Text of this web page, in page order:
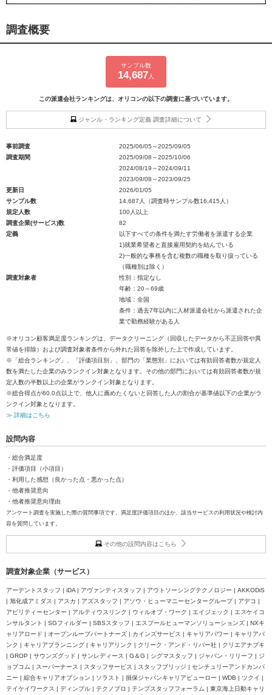
調査概要
サンプル数
14,687 人
この派遣会社ランキングは、オリコンの以下の調査に基づいています。
ジャンル・ランキング定義 調査詳細について
事前調査
2025/06/05～2025/09/05
調査期間
2025/09/08～2025/10/06
2024/08/19～2024/09/11
2023/09/08～2023/09/25
更新日
2026/01/05
サンプル数
14,687人（調査時サンプル数16,415人）
規定人数
100人以上
調査企業(サービス)数
82
定義
以下すべての条件を満たす労働者を派遣する企業
1)就業希望者と直接雇用契約を結んでいる
2)一般的な事務を含む複数の職種を取り扱っている
（職種別は除く）
調査対象者
性別：指定なし
年齢：20～69歳
地域：全国
条件：過去7年以内に人材派遣会社から派遣された企
業で勤務経験がある人
※オリコン顧客満足度ランキングは、データクリーニング（回収したデータから不正回答や異
常値を排除）および調査対象者条件から外れた回答を除外した上で作成しています。
※「総合ランキング」、「評価項目別」、部門の「業態別」においては有効回答者数が規定人
数を満たした企業のみランクイン対象となります。その他の部門においては有効回答者数が規
定人数の半数以上の企業がランクイン対象となります。
※総合得点が60.0点以上で、他人に薦めたくないと回答した人の割合が基準値以下の企業がラ
ンクイン対象となります。
≫ 詳細はこちら
設問内容
・総合満足度
・評価項目（小項目）
・利用した感想（良かった点・悪かった点）
・他者推奨意向
・他者推奨意向理由
アンケート調査を実施した際の質問事項です。満足度評価項目のほか、該当サービスの利用状況や検討内
容を質問しています。
その他の設問内容はこちら
調査対象企業（サービス）
アーデントスタッフ | iDA | アヴァンティスタッフ | アウトソーシングテクノロジー | AKKODiS
| 旭化成アミダス | アスカ | アズスタッフ | アソウ・ヒューマニーセンターグループ | アデコ |
アビリティーセンター | アルティウスリンク | ウィルオブ・ワーク | エイジェック | エスケイコ
ンサルタント | SGフィルダー | SBSスタッフ | エスプールヒューマンソリューションズ | NXキ
ャリアロード | オープンループパートナーズ | カインズサービス | キャリアパワー | キャリアバ
ンク | キャリアプランニング | キャリアリンク | クリーク・アンド・リバー社 | クリエアナブキ
| GROP | サウンズグッド | サンレディース | G＆G | シグマスタッフ | ジャパン・リリーフ | ジ
ョブコム | スーパーナース | スタッフサービス | スタッフブリッジ | センチュリーアンドカンパ
ニー | 綜合キャリアオプション | ソラスト | 損保ジャパンキャリアビューロー | WDB | ツクイ |
テイケイワークス | ディンプル | テクノプロ | テンプスタッフフォーラム | 東京海上日動キャリ